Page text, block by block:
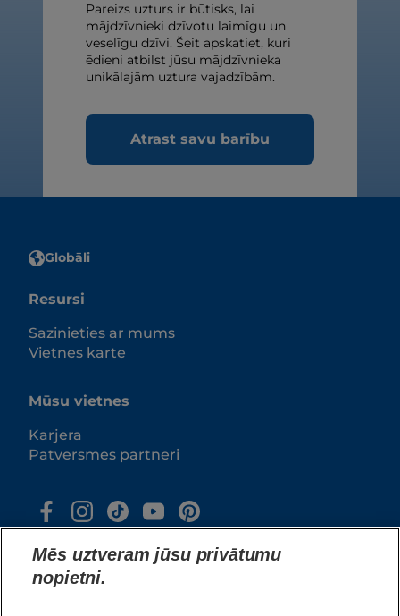
Pareizs uzturs ir būtisks, lai
mājdzīvnieki dzīvotu laimīgu un
veselīgu dzīvi. Šeit apskatiet, kuri
ēdieni atbilst jūsu mājdzīvnieka
unikālajām uztura vajadzībām.
Atrast savu barību
Globāli
Resursi
Sazinieties ar mums
Vietnes karte
Mūsu vietnes
Karjera
Patversmes partneri
Mēs uztveram jūsu privātumu
nopietni.